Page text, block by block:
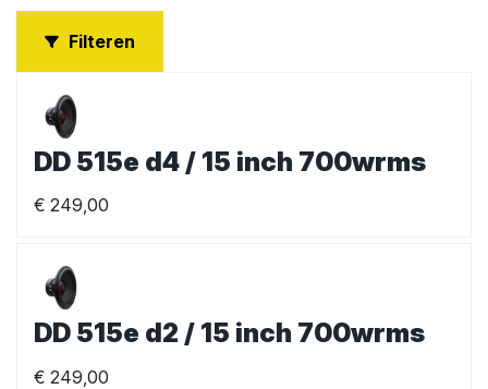
Filteren
DD 515e d4 / 15 inch 700wrms
€ 249,00
DD 515e d2 / 15 inch 700wrms
€ 249,00